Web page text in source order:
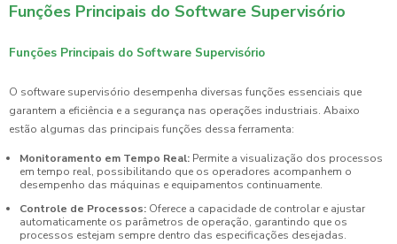
Funções Principais do Software Supervisório
Funções Principais do Software Supervisório
O software supervisório desempenha diversas funções essenciais que
garantem a eficiência e a segurança nas operações industriais. Abaixo
estão algumas das principais funções dessa ferramenta:
Monitoramento em Tempo Real: Permite a visualização dos processos
em tempo real, possibilitando que os operadores acompanhem o
desempenho das máquinas e equipamentos continuamente.
Controle de Processos: Oferece a capacidade de controlar e ajustar
automaticamente os parâmetros de operação, garantindo que os
processos estejam sempre dentro das especificações desejadas.